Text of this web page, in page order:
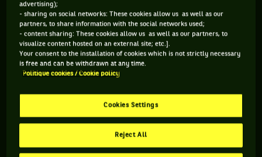
tennis.
25, CE CHIFFRE QUI LE PLACERAIT POUR L’ÉTERNITÉ
COMME LE BOSS ABSOLU DU TENNIS, POINT BARRE
Parmi ces trois extraterrestres, c’est avec Djokovic que
« bromance », Andy et Novak avaient eux aussi leur petite
amitié. Avec un anniversaire à une semaine d’écart - 15 mai
1987 pour Murray et 22 mai pour Djokovic -, ils se sont de
facto côtoyés tout au long de leur formation lorsque l’âge
advertising);
- sharing on social networks: These cookies allow us as well as our
partners, to share information with the social networks used;
- content sharing: These cookies allow us as well as our partners, to
visualize content hosted on an external site; etc.].
Your consent to the installation of cookies which is not strictly necessary
is free and can be withdrawn at any time.
Politique cookies / Cookie policy
Cookies Settings
Reject All